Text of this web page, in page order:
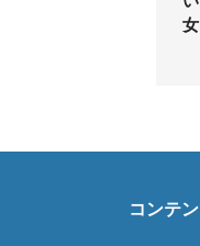
コンテ